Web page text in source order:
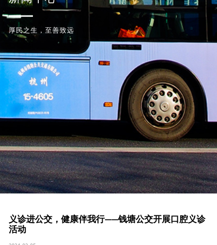
厚民之生，至善致远
义诊进公交，健康伴我行——钱塘公交开展口腔义诊
活动